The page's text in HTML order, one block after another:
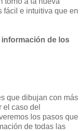
fácil e intuitiva que en
información de los
que dibujan con más
el caso del
los pasos que
de todas las